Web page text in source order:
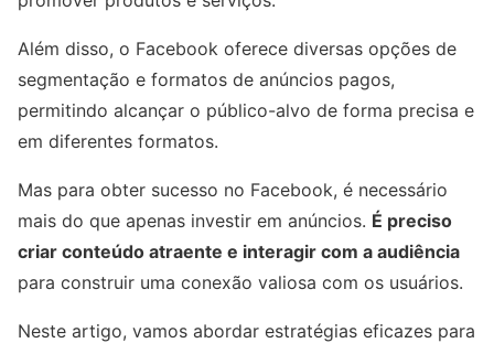
Além disso, o Facebook oferece diversas opções de
segmentação e formatos de anúncios pagos,
permitindo alcançar o público-alvo de forma precisa e
em diferentes formatos.
Mas para obter sucesso no Facebook, é necessário
mais do que apenas investir em anúncios. É preciso
criar conteúdo atraente e interagir com a audiência
para construir uma conexão valiosa com os usuários.
Neste artigo, vamos abordar estratégias eficazes para